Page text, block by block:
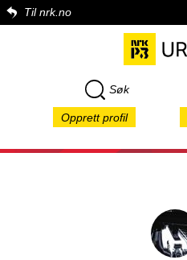
Til nrk.no
Søk
Opprett profil